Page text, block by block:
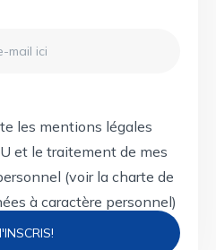
les mentions légales
et le traitement de mes
(voir la charte de
à caractère personnel)